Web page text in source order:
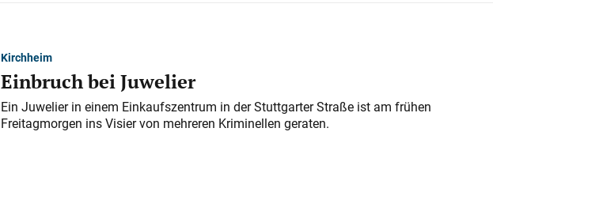
Kirchheim
Einbruch bei Juwelier
Ein Juwelier in einem Einkaufszentrum in der Stuttgarter Straße ist am frühen
Freitagmorgen ins Visier von mehreren Kriminellen geraten.